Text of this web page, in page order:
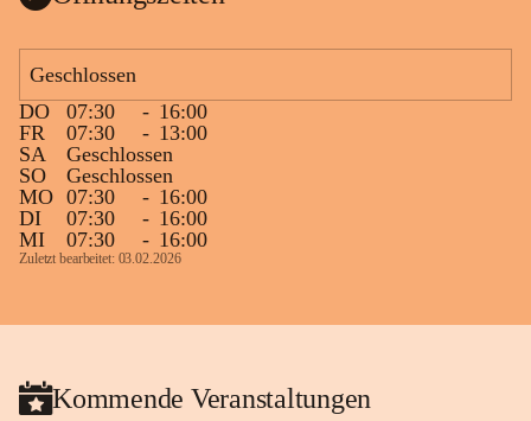
Geschlossen
DO
07:30 - 16:00
FR
07:30 - 13:00
SA
Geschlossen
SO
Geschlossen
MO 07:30 - 16:00
DI
07:30 - 16:00
MI
07:30 - 16:00
Zuletzt bearbeitet: 03.02.2026
Kommende Veranstaltungen